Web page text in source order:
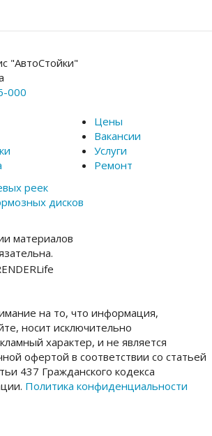
"АвтоСтойки"
000
Цены
Вакансии
Услуги
Ремонт
реек
дисков
материалов
на то, что информация,
носит исключительно
характер, и не является
офертой в соответствии со статьей
437 Гражданского кодекса
Политика конфиденциальности